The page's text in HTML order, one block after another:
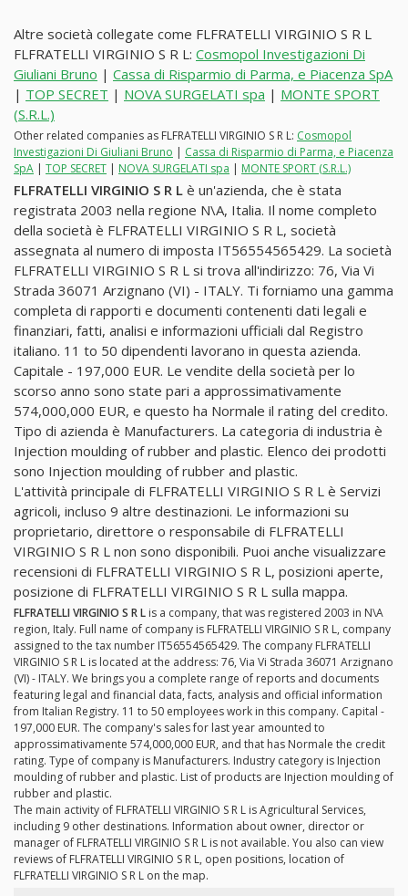
Altre società collegate come FLFRATELLI VIRGINIO S R L
FLFRATELLI VIRGINIO S R L: Cosmopol Investigazioni Di
Giuliani Bruno | Cassa di Risparmio di Parma, e Piacenza SpA
| TOP SECRET | NOVA SURGELATI spa | MONTE SPORT
(S.R.L.)
Other related companies as FLFRATELLI VIRGINIO S R L: Cosmopol
Investigazioni Di Giuliani Bruno | Cassa di Risparmio di Parma, e Piacenza
SpA | TOP SECRET | NOVA SURGELATI spa | MONTE SPORT (S.R.L.)
FLFRATELLI VIRGINIO S R L è un'azienda, che è stata
registrata 2003 nella regione N\A, Italia. Il nome completo
della società è FLFRATELLI VIRGINIO S R L, società
assegnata al numero di imposta IT56554565429. La società
FLFRATELLI VIRGINIO S R L si trova all'indirizzo: 76, Via Vi
Strada 36071 Arzignano (VI) - ITALY. Ti forniamo una gamma
completa di rapporti e documenti contenenti dati legali e
finanziari, fatti, analisi e informazioni ufficiali dal Registro
italiano. 11 to 50 dipendenti lavorano in questa azienda.
Capitale - 197,000 EUR. Le vendite della società per lo
scorso anno sono state pari a approssimativamente
574,000,000 EUR, e questo ha Normale il rating del credito.
Tipo di azienda è Manufacturers. La categoria di industria è
Injection moulding of rubber and plastic. Elenco dei prodotti
sono Injection moulding of rubber and plastic.
L'attività principale di FLFRATELLI VIRGINIO S R L è Servizi
agricoli, incluso 9 altre destinazioni. Le informazioni su
proprietario, direttore o responsabile di FLFRATELLI
VIRGINIO S R L non sono disponibili. Puoi anche visualizzare
recensioni di FLFRATELLI VIRGINIO S R L, posizioni aperte,
posizione di FLFRATELLI VIRGINIO S R L sulla mappa.
FLFRATELLI VIRGINIO S R L is a company, that was registered 2003 in N\A
region, Italy. Full name of company is FLFRATELLI VIRGINIO S R L, company
assigned to the tax number IT56554565429. The company FLFRATELLI
VIRGINIO S R L is located at the address: 76, Via Vi Strada 36071 Arzignano
(VI) - ITALY. We brings you a complete range of reports and documents
featuring legal and financial data, facts, analysis and official information
from Italian Registry. 11 to 50 employees work in this company. Capital -
197,000 EUR. The company's sales for last year amounted to
approssimativamente 574,000,000 EUR, and that has Normale the credit
rating. Type of company is Manufacturers. Industry category is Injection
moulding of rubber and plastic. List of products are Injection moulding of
rubber and plastic.
The main activity of FLFRATELLI VIRGINIO S R L is Agricultural Services,
including 9 other destinations. Information about owner, director or
manager of FLFRATELLI VIRGINIO S R L is not available. You also can view
reviews of FLFRATELLI VIRGINIO S R L, open positions, location of
FLFRATELLI VIRGINIO S R L on the map.